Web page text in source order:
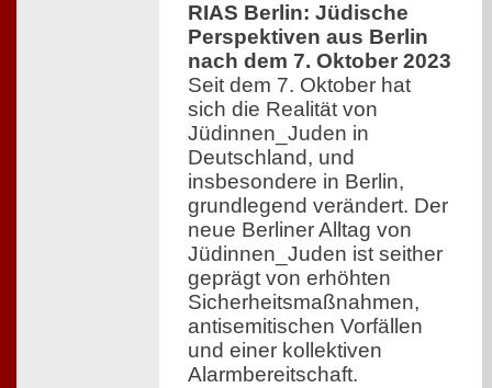
RIAS Berlin: Jüdische
Perspektiven aus Berlin
nach dem 7. Oktober 2023
Seit dem 7. Oktober hat
sich die Realität von
Jüdinnen_Juden in
Deutschland, und
insbesondere in Berlin,
grundlegend verändert. Der
neue Berliner Alltag von
Jüdinnen_Juden ist seither
geprägt von erhöhten
Sicherheitsmaßnahmen,
antisemitischen Vorfällen
und einer kollektiven
Alarmbereitschaft.